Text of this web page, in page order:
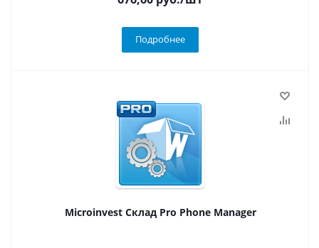
Подробнее
Microinvest Склад Pro Phone Manager